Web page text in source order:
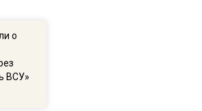
о
ВСУ»